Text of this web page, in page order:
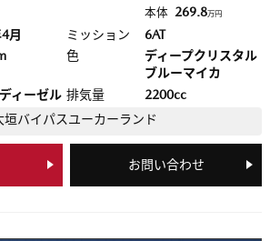
本体 269.8万円
月 ミッション
6AT
色
ディープクリスタル
ブルーマイカ
ィーゼル 排気量
2200cc
垣バイパスユーカーランド
お問い合わせ